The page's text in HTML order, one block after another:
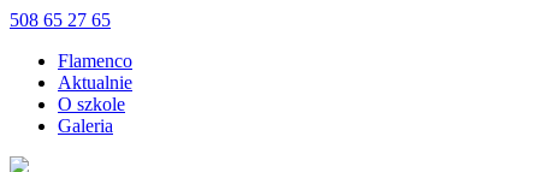
508 65 27 65
Flamenco
Aktualnie
O szkole
Galeria